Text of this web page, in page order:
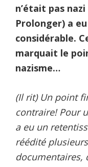
n’était pas
Prolonger) a
considérable.
marquait le
nazisme…
(Il rit) Un point
contraire! Pour
a eu un
réédité
documentaires,